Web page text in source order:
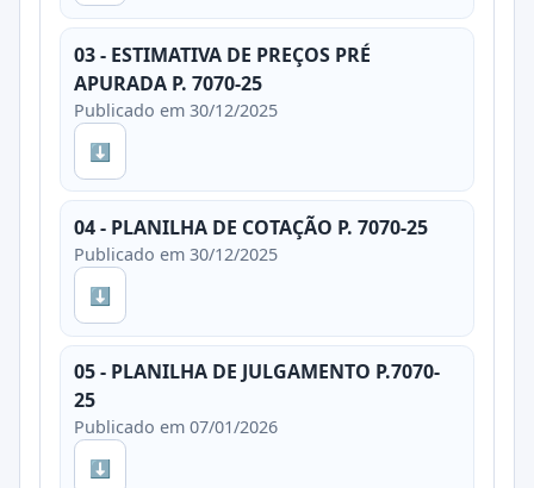
03 - ESTIMATIVA DE PREÇOS PRÉ
APURADA P. 7070-25
Publicado em 30/12/2025
⬇
04 - PLANILHA DE COTAÇÃO P. 7070-25
Publicado em 30/12/2025
⬇
05 - PLANILHA DE JULGAMENTO P.7070-
25
Publicado em 07/01/2026
⬇